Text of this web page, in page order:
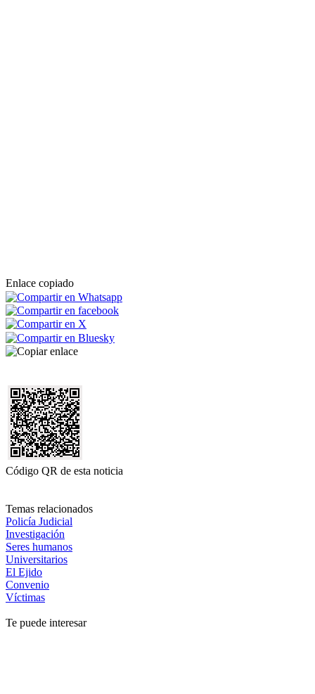
Enlace copiado
Código QR de esta noticia
Temas relacionados
Policía Judicial
Investigación
Seres humanos
Universitarios
El Ejido
Convenio
Víctimas
Te puede interesar